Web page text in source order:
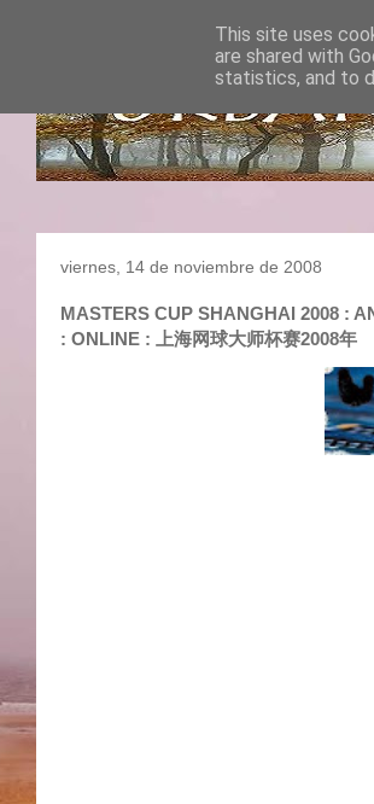
viernes, 14 de noviembre de 2008
MASTERS CUP SHANGHAI 2008 :
: ONLINE : 上海网球大师杯赛2008年
This site uses
are shared with
statistics, and to